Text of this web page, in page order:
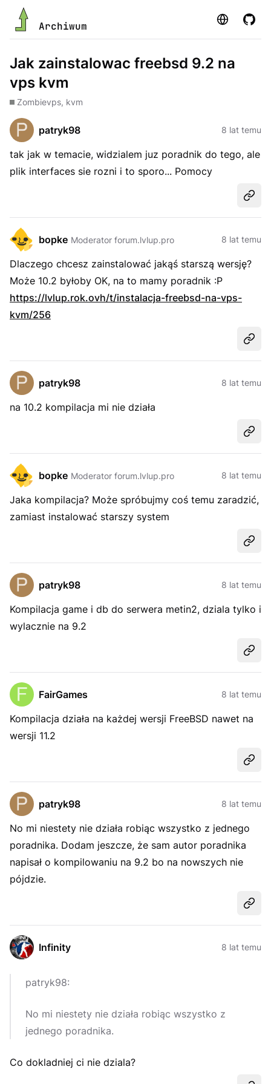
Archiwum Strona
Jak zainstalowac freebsd 9.2 na
vps kvm
Zombievps, kvm
patryk98 8 lat temu
tak jak w temacie, widzialem juz poradnik do tego, ale
plik interfaces sie rozni i to sporo... Pomocy
bopke Moderator forum.lvlup.pro 8 lat temu
Dlaczego chcesz zainstalować jakąś starszą wersję?
Może 10.2 byłoby OK, na to mamy poradnik :P
https://lvlup.rok.ovh/t/instalacja-freebsd-na-vps-
kvm/256
patryk98 8 lat temu
na 10.2 kompilacja mi nie działa
bopke Moderator forum.lvlup.pro 8 lat temu
Jaka kompilacja? Może spróbujmy coś temu zaradzić,
zamiast instalować starszy system
patryk98 8 lat temu
Kompilacja game i db do serwera metin2, dziala tylko i
wylacznie na 9.2
FairGames 8 lat temu
Kompilacja działa na każdej wersji FreeBSD nawet na
wersji 11.2
patryk98 8 lat temu
No mi niestety nie działa robiąc wszystko z jednego
poradnika. Dodam jeszcze, że sam autor poradnika
napisał o kompilowaniu na 9.2 bo na nowszych nie
pójdzie.
Infinity 8 lat temu
patryk98:
No mi niestety nie działa robiąc wszystko z
jednego poradnika.
Co dokladniej ci nie dziala?